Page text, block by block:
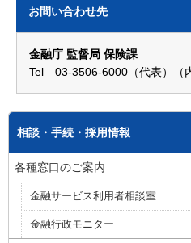
お問い合わせ先
金融庁 監督局 保険課
Tel 03-3506-6000（代表）（
相談・手続・採用情報
各種窓口のご案内
金融サービス利用者相談室
金融行政モニター